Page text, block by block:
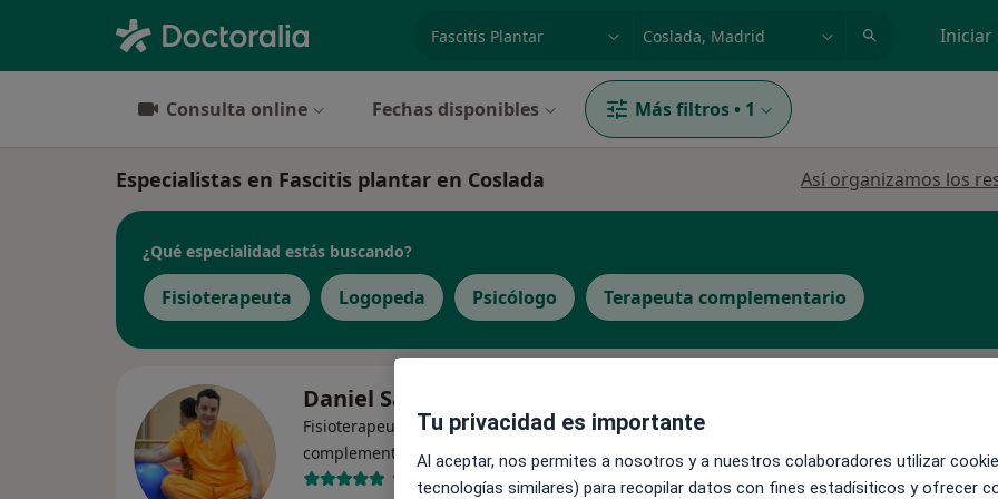
Iniciar
Consulta online Fechas disponibles Más filtros • 1
Especialistas en Fascitis plantar en Coslada Así organizamos los
¿Qué especialidad estás buscando?
Fisioterapeuta Logopeda Psicólogo Terapeuta complementario
Daniel Sandoval
Fisioterapeuta, Terapeuta
complementario·Ver más
1 opinión
Tu privacidad es importante
Al aceptar, nos permites a nosotros y a nuestros colaboradores utilizar
tecnologías similares) para recopilar datos con fines estadísiticos y ofrecer